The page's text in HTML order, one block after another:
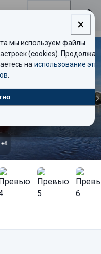
+4
мы используем файлы
(cookies). Продолжая
на использование